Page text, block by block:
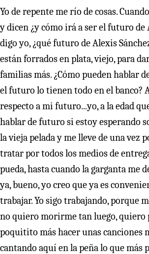
Yo de repente me río de cosas.
y dicen ¿y cómo irá a ser el futuro de
digo yo, ¿qué futuro de Alexis
están forrados en plata, viejo, para
familias más. ¿Cómo pueden hablar
el futuro lo tienen todo en el banco?
respecto a mi futuro...yo, a la edad
hablar de futuro si estoy esperando
la vieja pelada y me lleve de una vez
tratar por todos los medios de
pueda, hasta cuando la garganta me
ya, bueno, yo creo que ya es
trabajar. Yo sigo trabajando, porque
no quiero morirme tan luego, quiero
poquitito más hacer unas canciones
cantando aquí en la peña lo que más